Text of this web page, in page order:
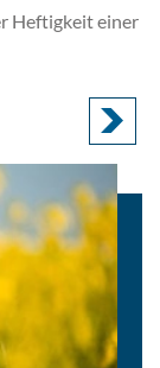
Heftigkeit einer